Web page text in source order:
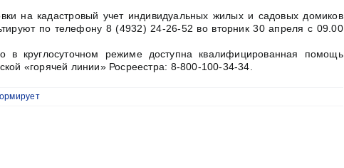
на кадастровый учет индивидуальных жилых и садовых домиков
по телефону 8 (4932) 24-26-52 во вторник 30 апреля с 09.00
в круглосуточном режиме доступна квалифицированная помощь
«горячей линии» Росреестра: 8-800-100-34-34.